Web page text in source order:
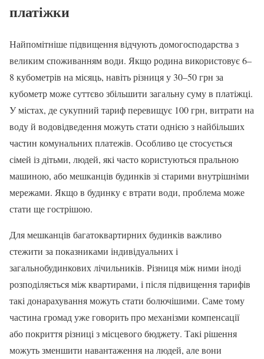
платіжки
Найпомітніше підвищення відчують домогосподарства з
великим споживанням води. Якщо родина використовує 6–
8 кубометрів на місяць, навіть різниця у 30–50 грн за
кубометр може суттєво збільшити загальну суму в платіжці.
У містах, де сукупний тариф перевищує 100 грн, витрати на
воду й водовідведення можуть стати однією з найбільших
частин комунальних платежів. Особливо це стосується
сімей із дітьми, людей, які часто користуються пральною
машиною, або мешканців будинків зі старими внутрішніми
мережами. Якщо в будинку є втрати води, проблема може
стати ще гострішою.
Для мешканців багатоквартирних будинків важливо
стежити за показниками індивідуальних і
загальнобудинкових лічильників. Різниця між ними іноді
розподіляється між квартирами, і після підвищення тарифів
такі донарахування можуть стати болючішими. Саме тому
частина громад уже говорить про механізми компенсації
або покриття різниці з місцевого бюджету. Такі рішення
можуть зменшити навантаження на людей, але вони